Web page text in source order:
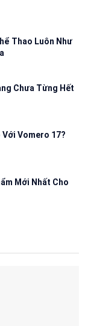
Thao Luôn Như
Chưa Từng Hết
Với Vomero 17?
Mới Nhất Cho